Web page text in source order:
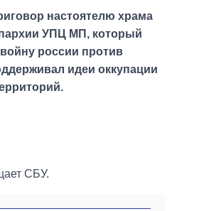
настоятелю храма
УПЦ МП, который
россии против
идеи оккупации
СБУ.